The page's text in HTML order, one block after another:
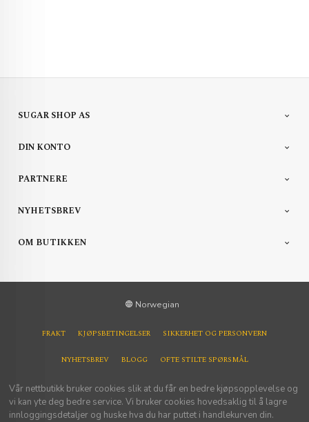
SUGAR SHOP AS
DIN KONTO
PARTNERE
NYHETSBREV
OM BUTIKKEN
Norwegian
FRAKT KJØPSBETINGELSER SIKKERHET OG PERSONVERN
NYHETSBREV BLOGG OFTE STILTE SPØRSMÅL
Vår nettbutikk bruker cookies slik at du får en bedre kjøpsopplevelse og
vi kan yte deg bedre service. Vi bruker cookies hovedsaklig til å lagre
innloggingsdetaljer og huske hva du har puttet i handlekurven din.